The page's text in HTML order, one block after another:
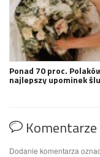
Ponad 70 proc.
najlepszy upominek
Komentarze
Dodanie komentarza